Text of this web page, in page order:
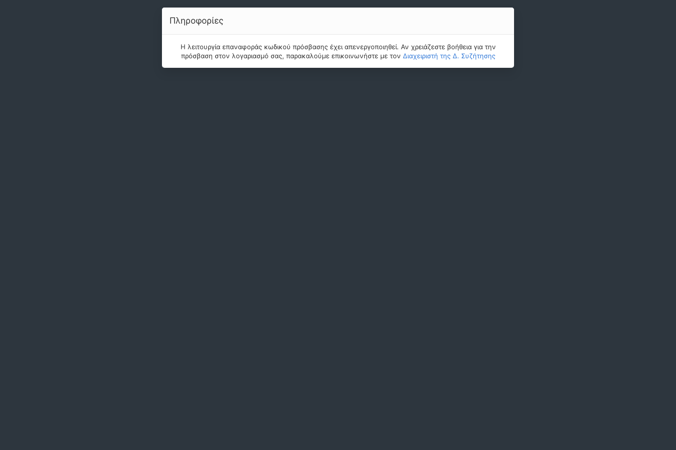
Πληροφορίες
Η λειτουργία επαναφοράς κωδικού πρόσβασης έχει απενεργοποιηθεί. Αν χρειάζεστε βοήθεια για την
πρόσβαση στον λογαριασμό σας, παρακαλούμε επικοινωνήστε με τον Διαχειριστή της Δ. Συζήτησης